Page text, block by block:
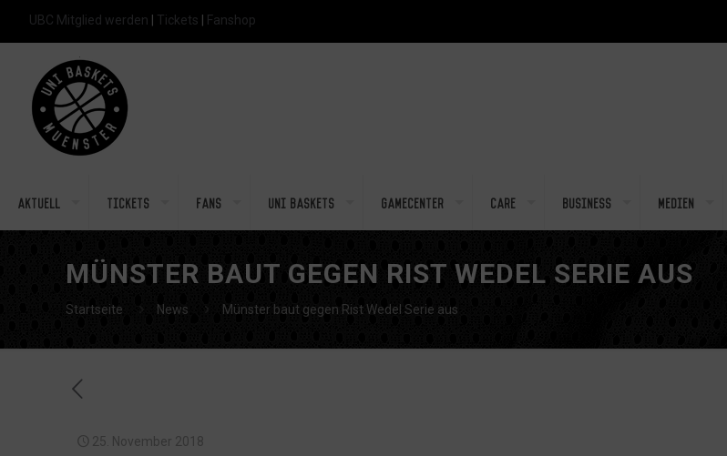
UBC Mitglied werden Tickets Fanshop
Aktuell Tickets Fans Uni Baskets Gamecenter Care Business Medien
MÜNSTER BAUT GEGEN RIST WEDEL SERIE AUS
Startseite News Münster baut gegen Rist Wedel Serie aus
25. November 2018